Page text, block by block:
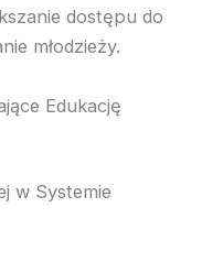
dostępu do
młodzieży.
Edukację
w Systemie